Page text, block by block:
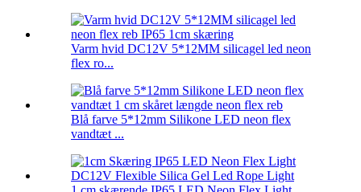
Varm hvid DC12V 5*12MM silicagel led neon
flex ro...
Blå farve 5*12mm Silikone LED neon flex
vandtæt ...